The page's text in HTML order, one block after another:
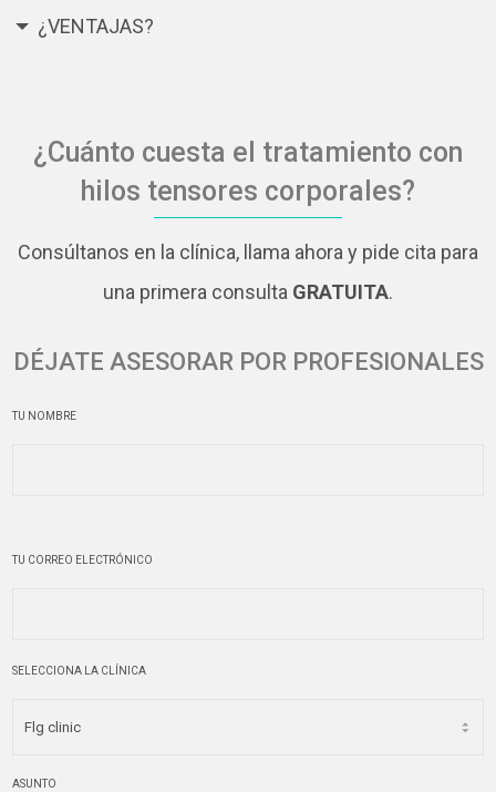
¿VENTAJAS?
¿Cuánto cuesta el tratamiento con
hilos tensores corporales?
Consúltanos en la clínica, llama ahora y pide cita para
una primera consulta GRATUITA.
DÉJATE ASESORAR POR PROFESIONALES
TU NOMBRE
TU CORREO ELECTRÓNICO
SELECCIONA LA CLÍNICA
ASUNTO